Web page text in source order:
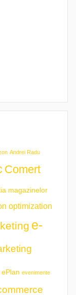
Andrei Radu
Comert
magazinelor
optimization
e-
ePlan evenimente